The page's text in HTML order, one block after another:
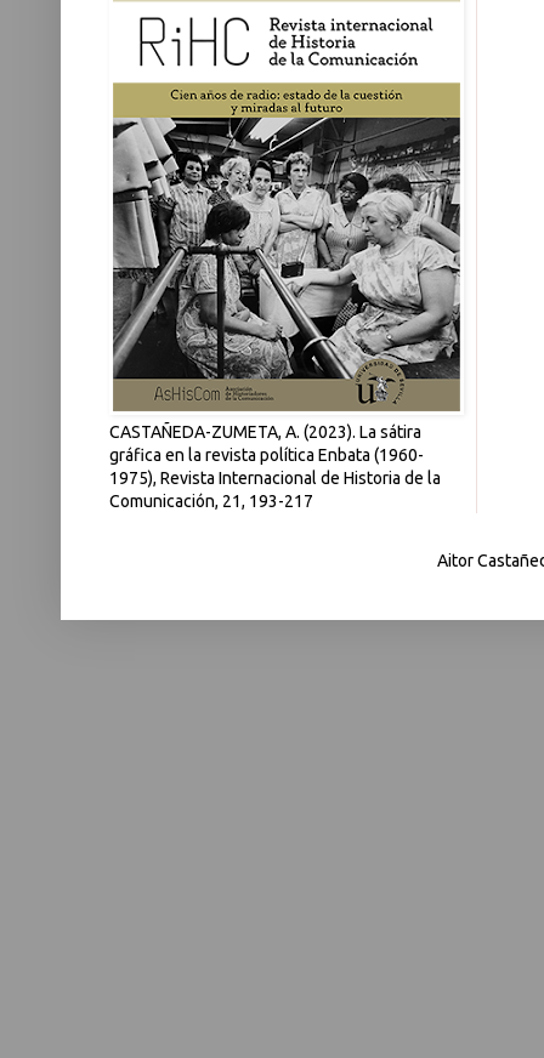
CASTAÑEDA-ZUMETA, A. (2023). La sátira
gráfica en la revista política Enbata (1960-
1975), Revista Internacional de Historia de la
Comunicación, 21, 193-217
Aitor